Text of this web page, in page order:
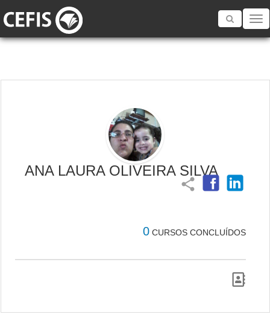
Toggle
ANA LAURA OLIVEIRA SILVA
share
0 CURSOS CONCLUÍDOS